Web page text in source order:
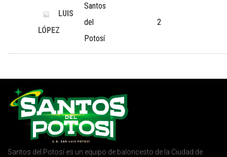
LUIS
LÓPEZ
Santos
del
Potosí
2
Santos del Potosí es un equipo de baloncesto de la Ciudad de